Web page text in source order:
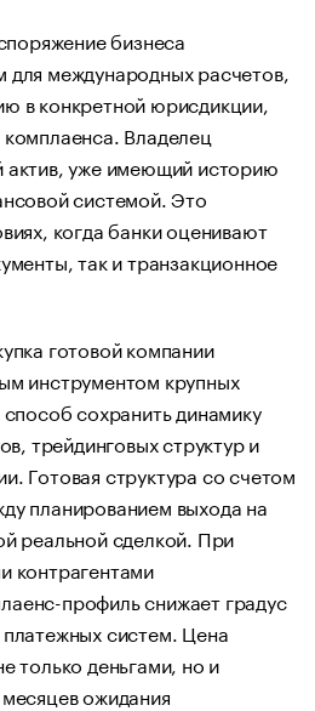
бизнеса
для международных расчетов,
в конкретной юрисдикции,
Владелец
актив, уже имеющий историю
системой. Это
когда банки оценивают
так и транзакционное
готовой компании
инструментом крупных
сохранить динамику
трейдинговых структур и
Готовая структура со счетом
планированием выхода на
реальной сделкой. При
контрагентами
профиль снижает градус
систем. Цена
только деньгами, но и
ожидания